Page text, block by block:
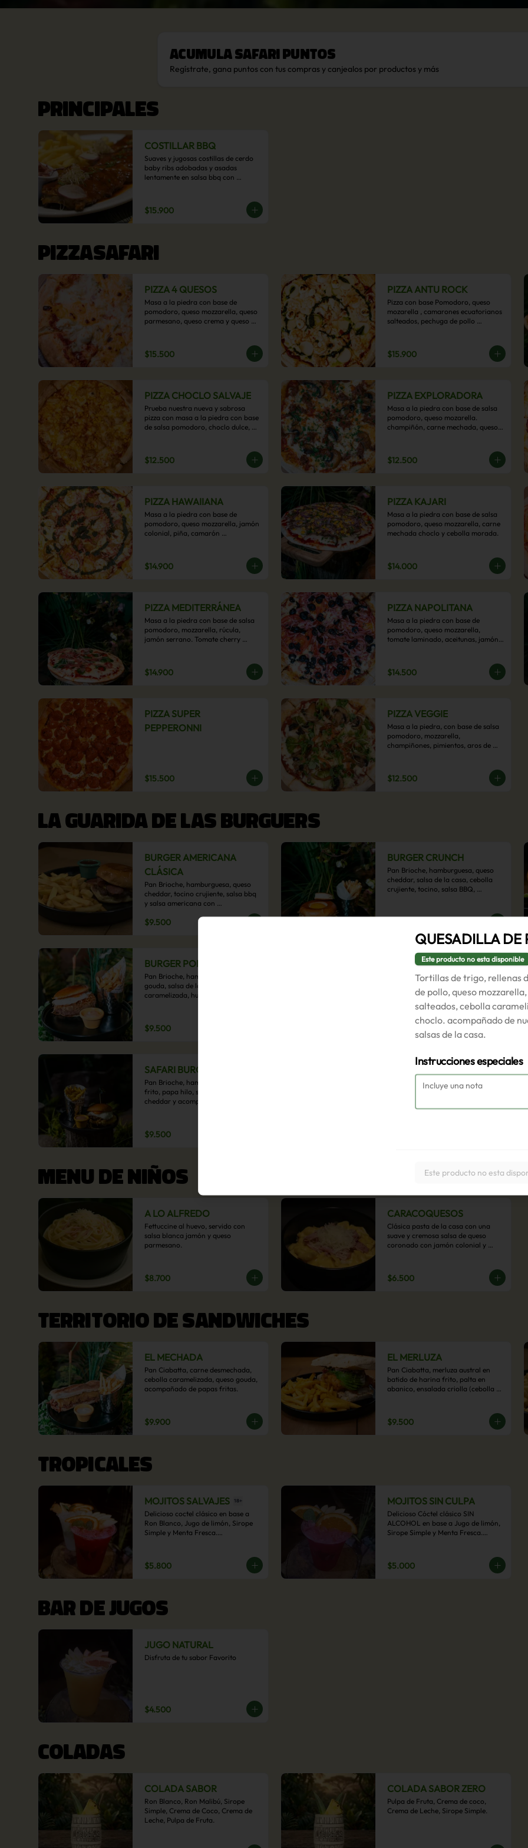
AcumulaSafari Puntos
Regístrate, gana puntos con tus compras y canjealos por productos y más
PRINCIPALES
COSTILLAR BBQ
Suaves y jugosas costillas de cerdo
baby ribs adobadas y asadas
lentamente en salsa bbq con
tradicional, Puré picante, Verduras
salteadas, Papas parmentier, Papas
$15.900
PIZZASAFARI
PIZZA 4 QUESOS
Masa a la piedra con base de
pomodoro, queso mozzarella, queso
parmesano, queso crema y queso
$15.500
PIZZA ANTU ROCK
Pizza con base Pomodoro, queso
mozarella , camarones ecuatorianos
salteados, pechuga de pollo
casero.
$15.900
PIZZA CHOCLO SALVAJE
Prueba nuestra nueva y sabrosa
pizza con masa a la piedra con base
de salsa pomodoro, choclo dulce,
$12.500
PIZZA EXPLORADORA
Masa a la piedra con base de salsa
pomodoro, queso mozarella.
champiñón, carne mechada, queso
$12.500
PIZZA HAWAIIANA
Masa a la piedra con base de
pomodoro, queso mozzarella, jamón
colonial, piña, camarón
casero.
$14.900
PIZZA KAJARI
Masa a la piedra con base de salsa
pomodoro, queso mozzarella, carne
mechada choclo y cebolla morada.
$14.000
PIZZA MEDITERRÁNEA
Masa a la piedra con base de salsa
pomodoro, mozzarella, rúcula,
jamón serrano. Tomate cherry
$14.900
PIZZA NAPOLITANA
Masa a la piedra con base de
pomodoro, queso mozzarella,
tomate laminado, aceitunas, jamón
$14.500
PIZZA SUPER
PEPPERONNI
$15.500
PIZZA VEGGIE
Masa a la piedra, con base de salsa
pomodoro, mozzarella,
champiñones, pimientos, aros de
$12.500
LA GUARIDA DE LAS BURGUERS
BURGER AMERICANA
CLÁSICA
Pan Brioche, hamburguesa, queso
cheddar, tocino crujiente, salsa bbq
y salsa americana con
acompañamiento de papas fritas.
$9.500
BURGER CRUNCH
Pan Brioche, hamburguesa, queso
cheddar, salsa de la casa, cebolla
crujiente, tocino, salsa BBQ,
BURGER POBRE
Pan Brioche, hamburguesa, queso
gouda, salsa de la casa, cebolla
caramelizada, huevo frito, y papa
$9.500
BURGER VEGGIE
Pan brioche, hamburguesa de
poroto negro, rúcula, tomate
laminado, lechuga, champiñón ostra
y cebolla morada en aros,
SAFARI BURGER
Pan Brioche, hamburguesa, huevo
frito, papa hilo, salsa de queso
cheddar y acompañamiento de
$9.500
MENU DE NIÑOS
A LO ALFREDO
Fettuccine al huevo, servido con
salsa blanca jamón y queso
parmesano.
$8.700
CARACOQUESOS
Clásica pasta de la casa con una
suave y cremosa salsa de queso
coronado con jamón colonial y
$6.500
TERRITORIO DE SANDWICHES
EL MECHADA
Pan Ciabatta, carne desmechada,
cebolla caramelizada, queso gouda,
acompañado de papas fritas.
$9.900
EL MERLUZA
Pan Ciabatta, merluza austral en
batido de harina frito, palta en
abanico, ensalada criolla (cebolla
de papas fritas.
$9.500
TROPICALES
MOJITOS SALVAJES
Delicioso coctel clásico en base a
Ron Blanco, Jugo de limón, Sirope
Simple y Menta Fresca.
$5.800
MOJITOS SIN CULPA
Delicioso Cóctel clásico SIN
ALCOHOL en base a Jugo de limón,
Sirope Simple y Menta Fresca.
$5.000
BAR DE JUGOS
JUGO NATURAL
Disfruta de tu sabor Favorito
$4.500
COLADAS
COLADA SABOR
Ron Blanco, Ron Malibú, Sirope
Simple, Crema de Coco, Crema de
Leche, Pulpa de Fruta.
COLADA SABOR ZERO
Pulpa de Fruta, Crema de coco,
Crema de Leche, Sirope Simple.
QUESADILLA DE
Este producto no esta disponible
Tortillas de trigo, rellenas
de pollo, queso
salteados, cebolla
choclo. acompañado de
salsas de la casa.
Instrucciones especiales
Este producto no esta